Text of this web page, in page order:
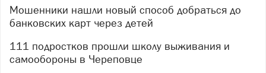
Мошенники нашли новый способ добраться до
банковских карт через детей
111 подростков прошли школу выживания и
самообороны в Череповце